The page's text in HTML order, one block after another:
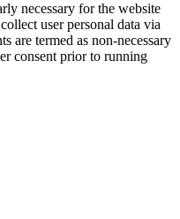
necessary for the website
user personal data via
are termed as non-necessary
consent prior to running